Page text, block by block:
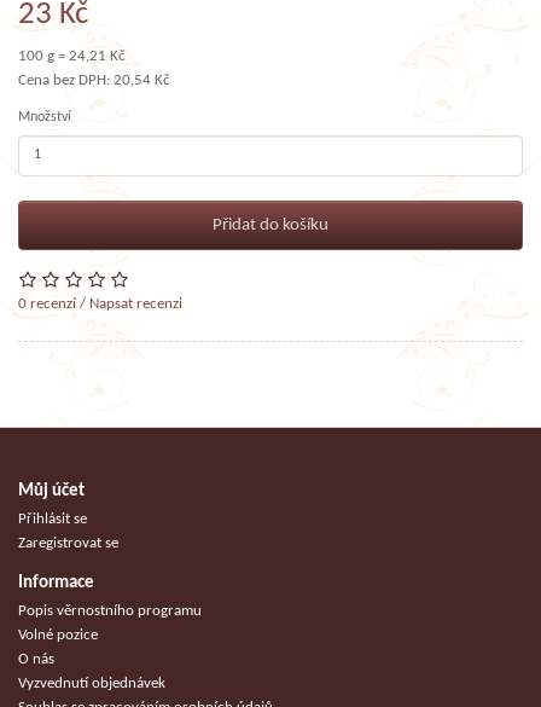
23 Kč
100 g = 24,21 Kč
Cena bez DPH: 20,54 Kč
Množství
Přidat do košíku
0 recenzí / Napsat recenzi
Můj účet
Přihlásit se
Zaregistrovat se
Informace
Popis věrnostního programu
Volné pozice
O nás
Vyzvednutí objednávek